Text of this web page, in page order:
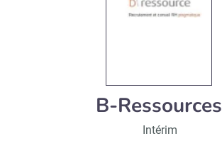
B-Ressources
Intérim